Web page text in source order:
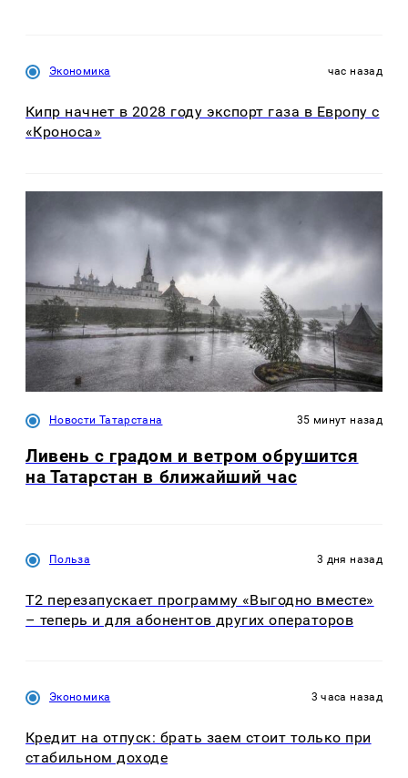
Экономика час назад
Кипр начнет в 2028 году экспорт газа в Европу с
«Кроноса»
Новости Татарстана 35 минут назад
Ливень с градом и ветром обрушится
на Татарстан в ближайший час
Польза 3 дня назад
Т2 перезапускает программу «Выгодно вместе»
– теперь и для абонентов других операторов
Экономика 3 часа назад
Кредит на отпуск: брать заем стоит только при
стабильном доходе